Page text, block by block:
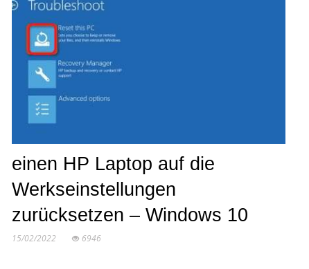
einen HP Laptop auf die
Werkseinstellungen
zurücksetzen – Windows 10
15/02/2022 6946